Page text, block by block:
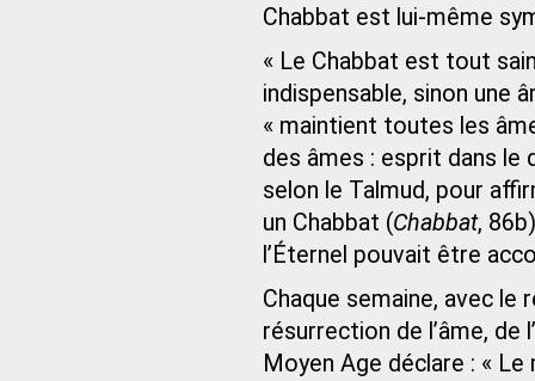
Chabbat est lui-même
« Le Chabbat est tout
indispensable, sinon une
« maintient toutes les
des âmes : esprit dans le
selon le Talmud, pour
un Chabbat (Chabbat,
l’Éternel pouvait être
Chaque semaine, avec le
résurrection de l’âme, de
Moyen Age déclare : «